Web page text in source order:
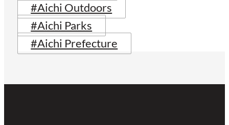
#Aichi Outdoors
#Aichi Parks
#Aichi Prefecture